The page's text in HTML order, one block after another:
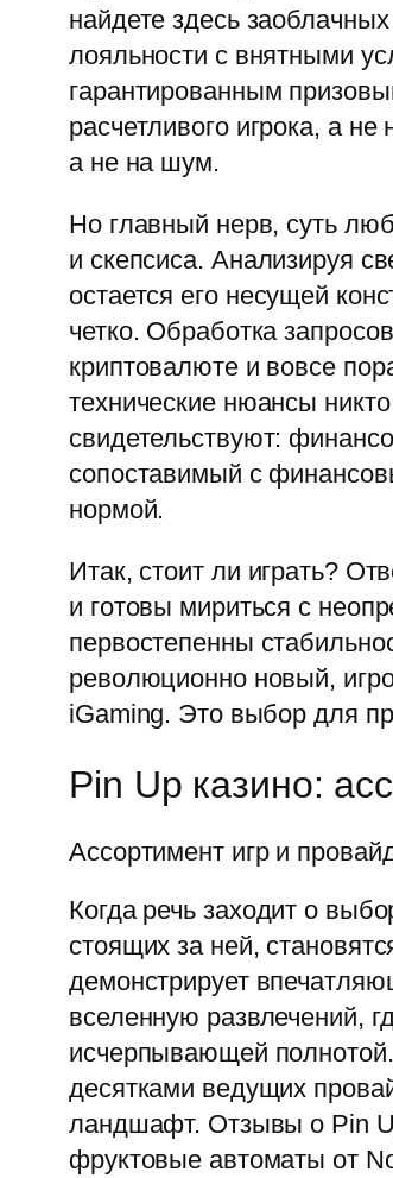
найдете здесь
лояльности с внятными
гарантированным
расчетливого игрока, а
а не на шум.
Но главный нерв, суть
и скепсиса. Анализируя
остается его несущей
четко. Обработка
криптовалюте и вовсе
технические нюансы
свидетельствуют:
сопоставимый с
нормой.
Итак, стоит ли играть?
и готовы мириться с
первостепенны
революционно новый,
iGaming. Это выбор для
Pin Up казино:
Ассортимент игр и
Когда речь заходит о
стоящих за ней,
демонстрирует
вселенную развлечений,
исчерпывающей полнотой.
десятками ведущих
ландшафт. Отзывы о Pin
фруктовые автоматы от